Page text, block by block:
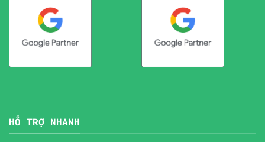
HỖ TRỢ NHANH